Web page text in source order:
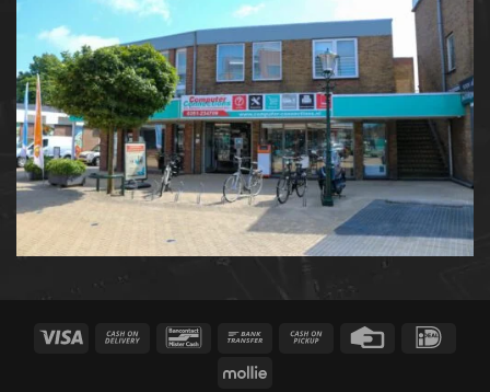
Visa
Cash
Bancontact Bank
Cash
Credit
Mollie